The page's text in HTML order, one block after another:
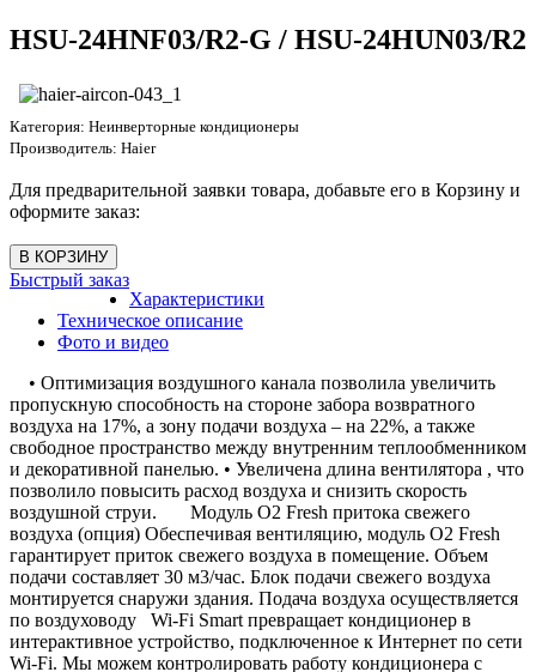
HSU-24HNF03/R2-G / HSU-24HUN03/R2
Категория: Неинверторные кондиционеры
Производитель: Haier
Для предварительной заявки товара, добавьте его в Корзину и
оформите заказ:
Быстрый заказ
Характеристики
Техническое описание
Фото и видео
• Оптимизация воздушного канала позволила увеличить
пропускную способность на стороне забора возвратного
воздуха на 17%, а зону подачи воздуха – на 22%, а также
свободное пространство между внутренним теплообменником
и декоративной панелью. • Увеличена длина вентилятора , что
позволило повысить расход воздуха и снизить скорость
воздушной струи. Модуль O2 Fresh притока свежего
воздуха (опция) Обеспечивая вентиляцию, модуль O2 Fresh
гарантирует приток свежего воздуха в помещение. Объем
подачи составляет 30 м3/час. Блок подачи свежего воздуха
монтируется снаружи здания. Подача воздуха осуществляется
по воздуховоду Wi-Fi Smart превращает кондиционер в
интерактивное устройство, подключенное к Интернет по сети
Wi-Fi. Мы можем контролировать работу кондиционера с